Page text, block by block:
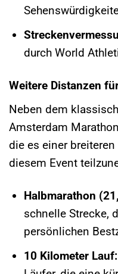
durch World
Weitere Distanzen
Neben dem
Amsterdam
die es einer
diesem Event
Halbmarathon
schnelle Strecke,
persönlichen
10 Kilometer Lauf: